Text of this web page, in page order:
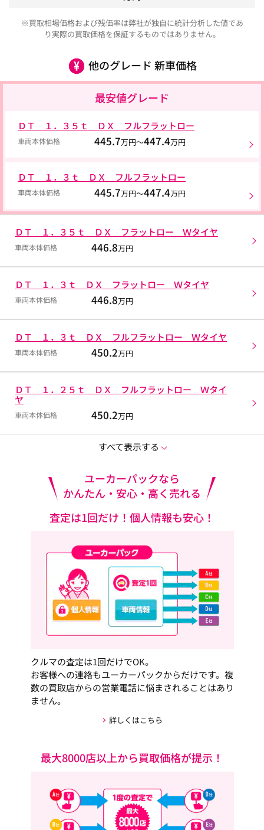
※買取相場価格および残価率は弊社が独自に統計分析した値であ
り実際の買取価格を保証するものではありません。
他のグレード 新車価格
最安値グレード
ＤＴ １．３５ｔ ＤＸ フルフラットロー
車両本体価格 445.7万円～447.4万円
ＤＴ １．３ｔ ＤＸ フルフラットロー
車両本体価格 445.7万円～447.4万円
ＤＴ １．３５ｔ ＤＸ フラットロー Ｗタイヤ
車両本体価格 446.8万円
ＤＴ １．３ｔ ＤＸ フラットロー Ｗタイヤ
車両本体価格 446.8万円
ＤＴ １．３ｔ ＤＸ フルフラットロー Ｗタイヤ
車両本体価格 450.2万円
ＤＴ １．２５ｔ ＤＸ フルフラットロー Ｗタイ
ヤ
車両本体価格 450.2万円
すべて表示する
ユーカーパックなら
かんたん・安心・高く売れる
査定は1回だけ！個人情報も安心！
クルマの査定は1回だけでOK。
お客様への連絡もユーカーパックからだけです。複
数の買取店からの営業電話に悩まされることはあり
ません。
詳しくはこちら
最大8000店以上から買取価格が提示！